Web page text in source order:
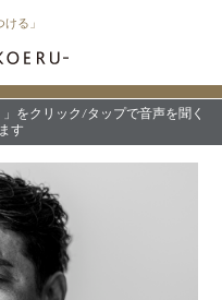
る」
をクリック/タップで音声を聞く
す